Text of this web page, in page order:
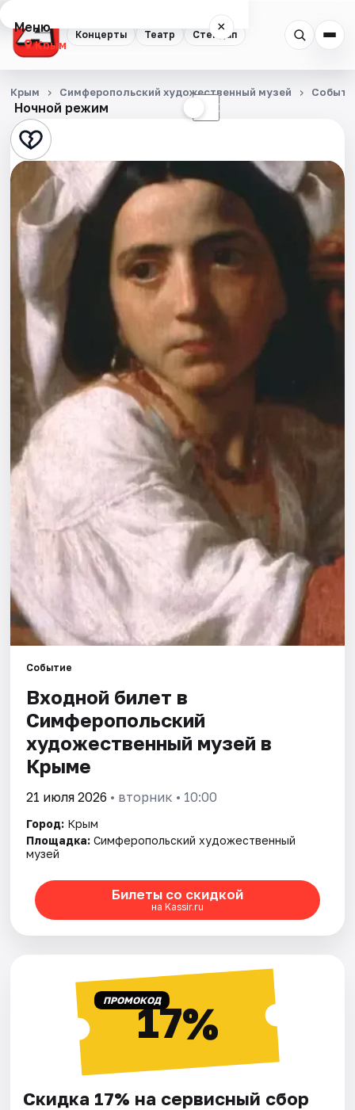
Концерты Театр Стендап
Меню ×
Крым
Концерты
Театр
Стендап
События
Города
Площадки
Артисты
Рейтинги
Ночной режим ☾
Крым Симферопольский художественный музей
Событие
Входной билет в
Симферопольский
художественный музей в
Крыме
21 июля 2026 • вторник • 10:00
Город: Крым
Площадка: Симферопольский художественный
музей
Билеты со скидкой
на Kassir.ru
ПРОМОКОД17%
Скидка 17% на сервисный сбор